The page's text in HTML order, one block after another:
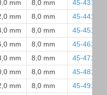
mm 8,0 mm
45-4310-
mm 8,0 mm
45-4410-
mm 8,0 mm
45-4510-
mm 8,0 mm
45-4610-
mm 8,0 mm
45-4710-
mm 8,0 mm
45-4810-
mm 8,0 mm
45-4910-